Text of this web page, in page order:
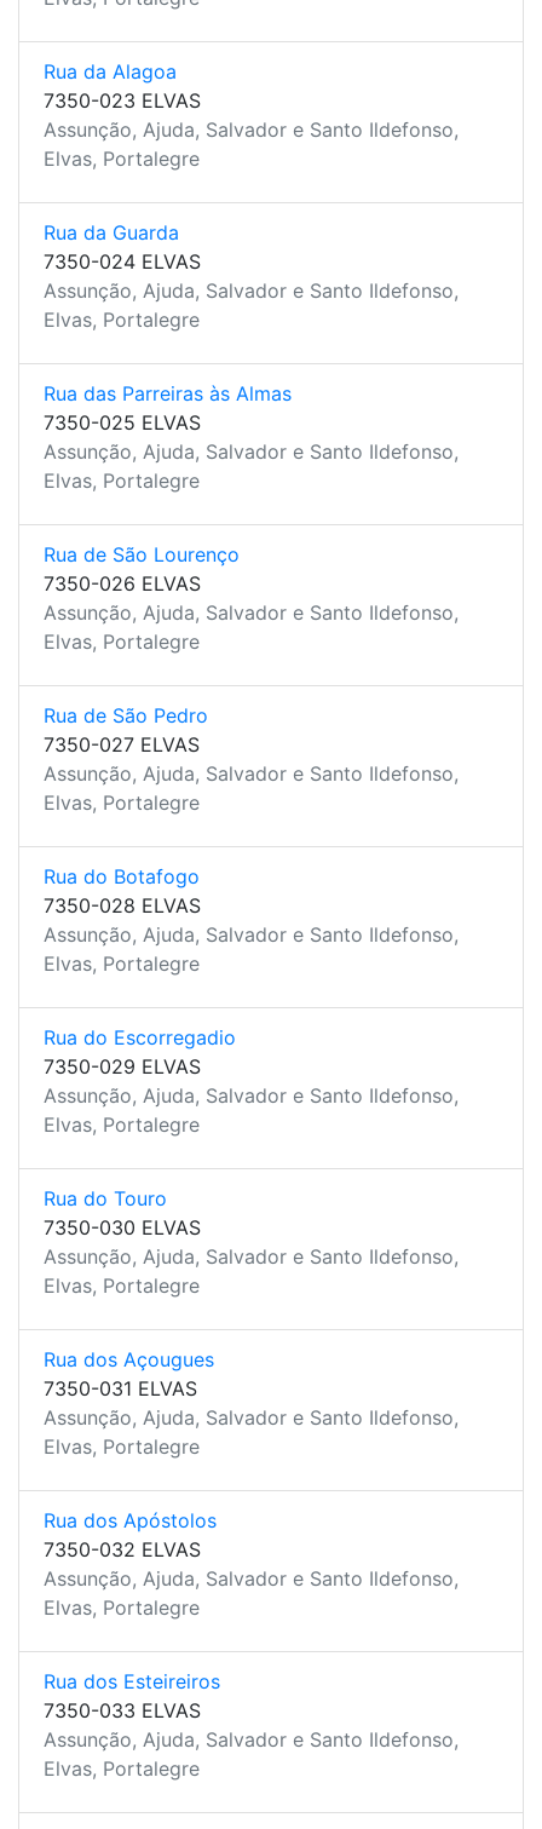
Rua da Alagoa
7350-023 ELVAS
Assunção, Ajuda, Salvador e Santo Ildefonso,
Elvas, Portalegre
Rua da Guarda
7350-024 ELVAS
Assunção, Ajuda, Salvador e Santo Ildefonso,
Elvas, Portalegre
Rua das Parreiras às Almas
7350-025 ELVAS
Assunção, Ajuda, Salvador e Santo Ildefonso,
Elvas, Portalegre
Rua de São Lourenço
7350-026 ELVAS
Assunção, Ajuda, Salvador e Santo Ildefonso,
Elvas, Portalegre
Rua de São Pedro
7350-027 ELVAS
Assunção, Ajuda, Salvador e Santo Ildefonso,
Elvas, Portalegre
Rua do Botafogo
7350-028 ELVAS
Assunção, Ajuda, Salvador e Santo Ildefonso,
Elvas, Portalegre
Rua do Escorregadio
7350-029 ELVAS
Assunção, Ajuda, Salvador e Santo Ildefonso,
Elvas, Portalegre
Rua do Touro
7350-030 ELVAS
Assunção, Ajuda, Salvador e Santo Ildefonso,
Elvas, Portalegre
Rua dos Açougues
7350-031 ELVAS
Assunção, Ajuda, Salvador e Santo Ildefonso,
Elvas, Portalegre
Rua dos Apóstolos
7350-032 ELVAS
Assunção, Ajuda, Salvador e Santo Ildefonso,
Elvas, Portalegre
Rua dos Esteireiros
7350-033 ELVAS
Assunção, Ajuda, Salvador e Santo Ildefonso,
Elvas, Portalegre